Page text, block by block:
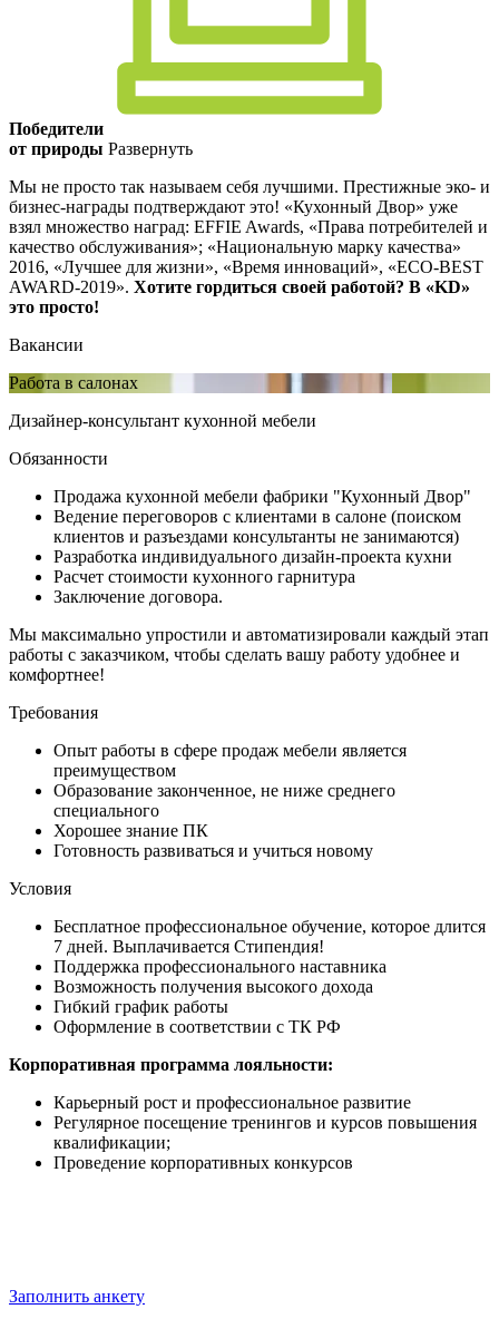
Победители
от природы Развернуть
Мы не просто так называем себя лучшими. Престижные эко- и
бизнес-награды подтверждают это! «Кухонный Двор» уже
взял множество наград: EFFIE Awards, «Права потребителей и
качество обслуживания»; «Национальную марку качества»
2016, «Лучшее для жизни», «Время инноваций», «ECO-BEST
AWARD-2019». Хотите гордиться своей работой? В «KD»
это просто!
Вакансии
Работа в салонах
Дизайнер-консультант кухонной мебели
Обязанности
Продажа кухонной мебели фабрики "Кухонный Двор"
Ведение переговоров с клиентами в салоне (поиском
клиентов и разъездами консультанты не занимаются)
Разработка индивидуального дизайн-проекта кухни
Расчет стоимости кухонного гарнитура
Заключение договора.
Мы максимально упростили и автоматизировали каждый этап
работы с заказчиком, чтобы сделать вашу работу удобнее и
комфортнее!
Требования
Опыт работы в сфере продаж мебели является
преимуществом
Образование законченное, не ниже среднего
специального
Хорошее знание ПК
Готовность развиваться и учиться новому
Условия
Бесплатное профессиональное обучение, которое длится
7 дней. Выплачивается Стипендия!
Поддержка профессионального наставника
Возможность получения высокого дохода
Гибкий график работы
Оформление в соответствии с ТК РФ
Корпоративная программа лояльности:
Карьерный рост и профессиональное развитие
Регулярное посещение тренингов и курсов повышения
квалификации;
Проведение корпоративных конкурсов
Заполнить анкету